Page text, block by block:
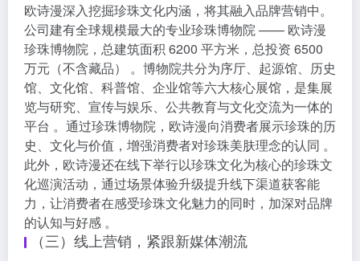
欧诗漫深入挖掘珍珠文化内涵，将其融入品牌营销中。
公司建有全球规模最大的专业珍珠博物院 —— 欧诗漫
珍珠博物院，总建筑面积 6200 平方米，总投资 6500
万元（不含藏品） 。博物院共分为序厅、起源馆、历史
馆、文化馆、科普馆、企业馆等六大核心展馆，是集展
览与研究、宣传与娱乐、公共教育与文化交流为一体的
平台 。通过珍珠博物院，欧诗漫向消费者展示珍珠的历
史、文化与价值，增强消费者对珍珠美肤理念的认同 。
此外，欧诗漫还在线下举行以珍珠文化为核心的珍珠文
化巡演活动，通过场景体验升级提升线下渠道获客能
力，让消费者在感受珍珠文化魅力的同时，加深对品牌
的认知与好感 。
（三）线上营销，紧跟新媒体潮流